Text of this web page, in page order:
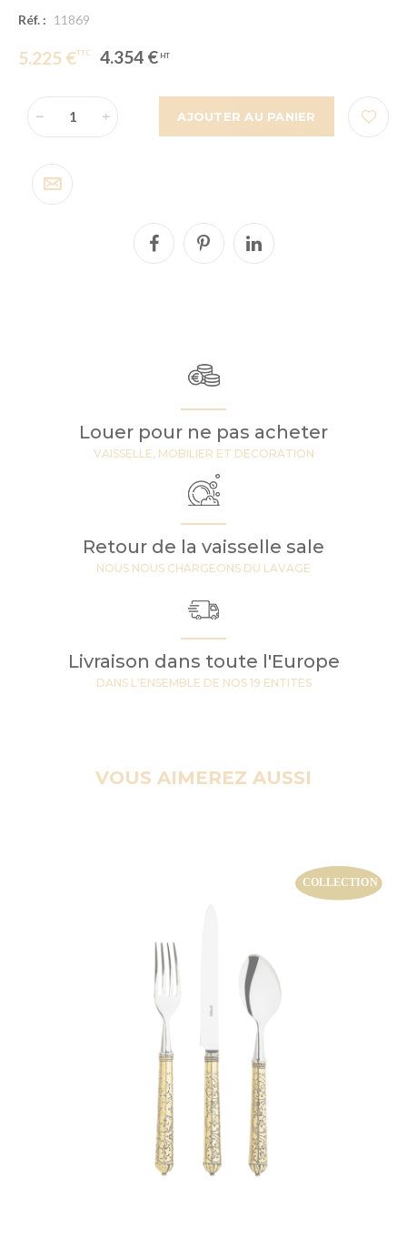
Réf. : 11869
5.225 € 4.354 €
AJOUTER AU PANIER
Louer pour ne pas acheter
VAISSELLE, MOBILIER ET DECORATION
Retour de la vaisselle sale
NOUS NOUS CHARGEONS DU LAVAGE
Livraison dans toute l'Europe
DANS L'ENSEMBLE DE NOS 19 ENTITES
VOUS AIMEREZ AUSSI